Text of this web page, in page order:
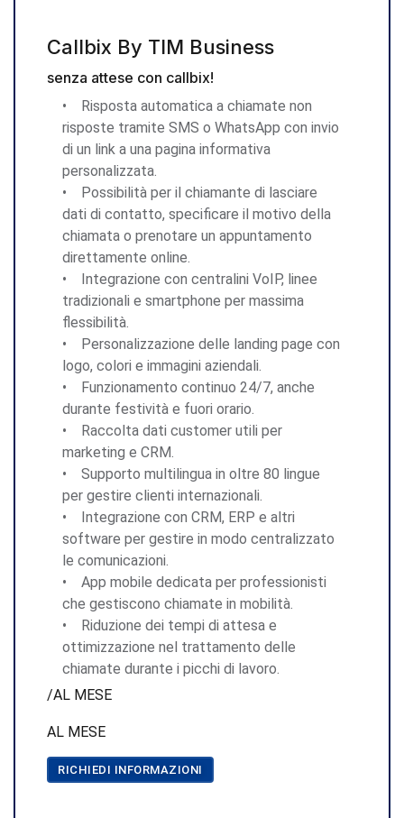
Callbix By TIM Business
senza attese con callbix!
• Risposta automatica a chiamate non
risposte tramite SMS o WhatsApp con invio
di un link a una pagina informativa
personalizzata.
• Possibilità per il chiamante di lasciare
dati di contatto, specificare il motivo della
chiamata o prenotare un appuntamento
direttamente online.
• Integrazione con centralini VoIP, linee
tradizionali e smartphone per massima
flessibilità.
• Personalizzazione delle landing page con
logo, colori e immagini aziendali.
• Funzionamento continuo 24/7, anche
durante festività e fuori orario.
• Raccolta dati customer utili per
marketing e CRM.
• Supporto multilingua in oltre 80 lingue
per gestire clienti internazionali.
• Integrazione con CRM, ERP e altri
software per gestire in modo centralizzato
le comunicazioni.
• App mobile dedicata per professionisti
che gestiscono chiamate in mobilità.
• Riduzione dei tempi di attesa e
ottimizzazione nel trattamento delle
chiamate durante i picchi di lavoro.
/AL MESE
AL MESE
RICHIEDI INFORMAZIONI